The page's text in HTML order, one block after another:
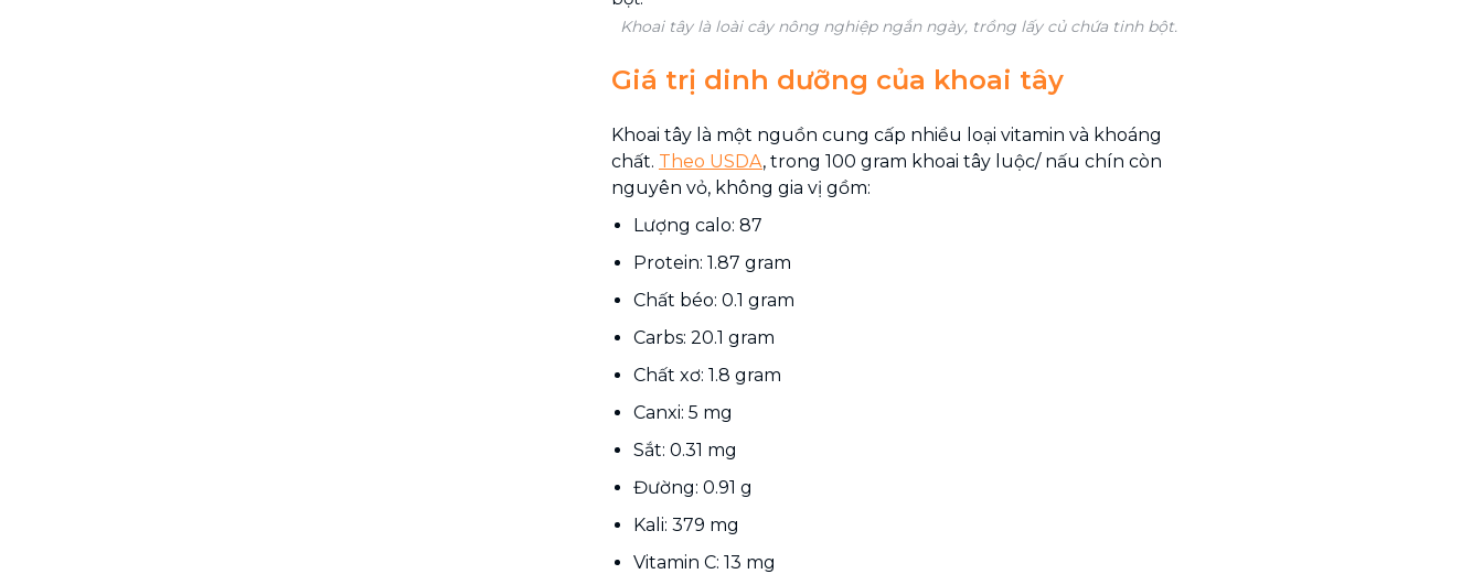
Khoai tây là loài cây nông nghiệp ngắn ngày, trồng lấy củ chứa tinh bột.
Giá trị dinh dưỡng của khoai tây
Khoai tây là một nguồn cung cấp nhiều loại vitamin và khoáng
chất. Theo USDA, trong 100 gram khoai tây luộc/ nấu chín còn
nguyên vỏ, không gia vị gồm:
Lượng calo: 87
Protein: 1.87 gram
Chất béo: 0.1 gram
Carbs: 20.1 gram
Chất xơ: 1.8 gram
Canxi: 5 mg
Sắt: 0.31 mg
Đường: 0.91 g
Kali: 379 mg
Vitamin C: 13 mg